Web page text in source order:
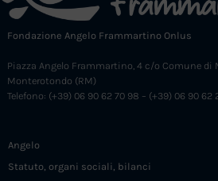
Fondazione Angelo Frammartino Onlus
Piazza Angelo Frammartino, 4 c/o Comune di
Monterotondo (RM)
Telefono: (+39) 06 90 62 70 98 – (+39) 06 90 62
Angelo
Statuto, organi sociali, bilanci